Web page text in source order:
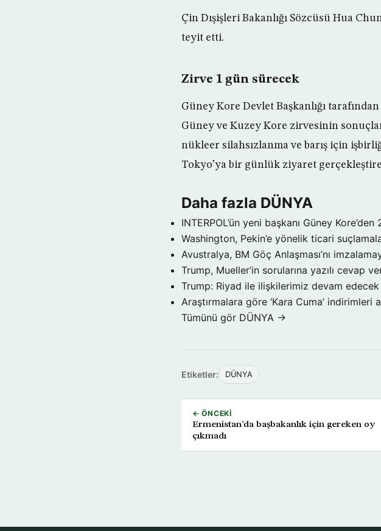
Çin Dışişleri Bakanlığı Sözcüsü Hua
teyit etti.
Zirve 1 gün sürecek
Güney Kore Devlet Başkanlığı
Güney ve Kuzey Kore zirvesinin
nükleer silahsızlanma ve barış için
Tokyo’ya bir günlük ziyaret
Daha fazla DÜNYA
INTERPOL’ün yeni başkanı Güney Kore’den
Washington, Pekin’e yönelik ticari
Avustralya, BM Göç Anlaşması’nı
Trump, Mueller’in sorularına yazılı cevap
Trump: Riyad ile ilişkilerimiz devam edecek
Araştırmalara göre ‘Kara Cuma’ indirimleri
Tümünü gör DÜNYA →
Etiketler: DÜNYA
← ÖNCEKI
Ermenistan’da başbakanlık için gereken oy
çıkmadı